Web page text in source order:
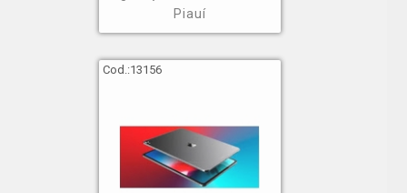
com toda a qualidade necessária, o atendimento está
a sua disposição.
Piauí
Cod.:13156